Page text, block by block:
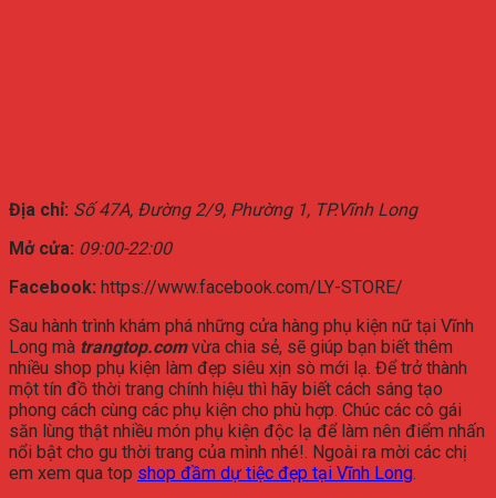
Địa chỉ: Số 47A, Đường 2/9, Phường 1, TP.Vĩnh Long
Mở cửa: 09:00-22:00
Facebook: https://www.facebook.com/LY-STORE/
Sau hành trình khám phá những cửa hàng phụ kiện nữ tại Vĩnh
Long mà trangtop.comvừa chia sẻ, sẽ giúp bạn biết thêm
nhiều shop phụ kiện làm đẹp siêu xịn sò mới lạ. Để trở thành
một tín đồ thời trang chính hiệu thì hãy biết cách sáng tạo
phong cách cùng các phụ kiện cho phù hợp. Chúc các cô gái
săn lùng thật nhiều món phụ kiện độc lạ để làm nên điểm nhấn
nổi bật cho gu thời trang của mình nhé!. Ngoài ra mời các chị
em xem qua top shop đầm dự tiệc đẹp tại Vĩnh Long.